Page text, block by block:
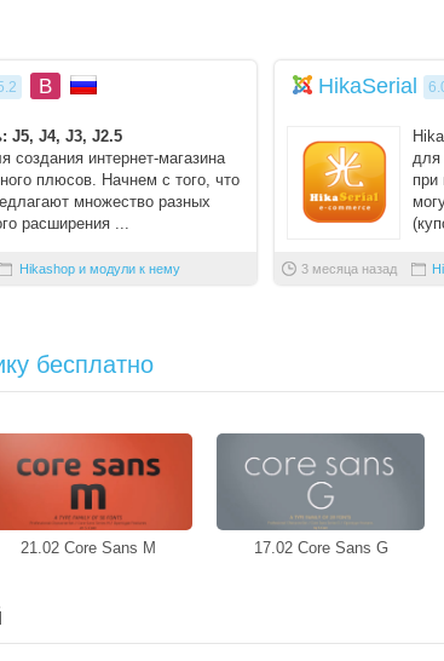
B
J5, J4, J3, J2.5
создания интернет-магазина
плюсов. Начнем с того, что
множество разных
расширения ...
Hikashop и модули к нему
HikaSerial
для
при
3 месяца назад
бесплатно
21.02 Core Sans M 17.02 Core Sans G